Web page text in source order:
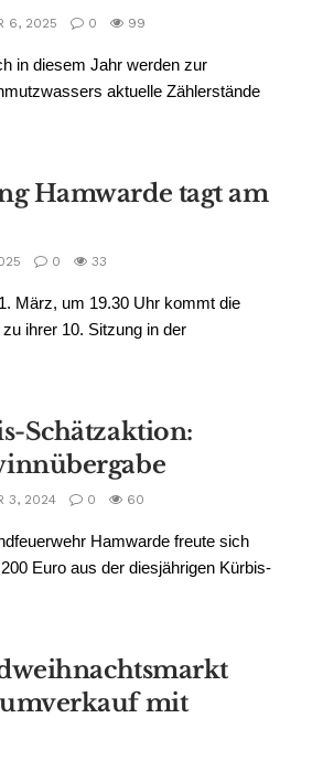
6, 2025 0 99
in diesem Jahr werden zur
aktuelle Zählerstände
Hamwarde tagt am
0 33
März, um 19.30 Uhr kommt die
ihrer 10. Sitzung in der
Schätzaktion:
3, 2024 0 60
Hamwarde freute sich
Euro aus der diesjährigen Kürbis-
mit